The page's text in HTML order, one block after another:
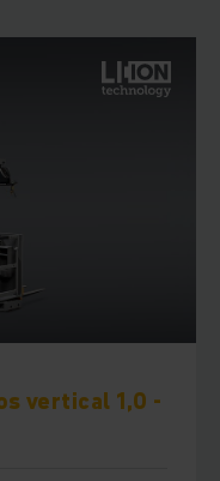
vertical 1,0 -